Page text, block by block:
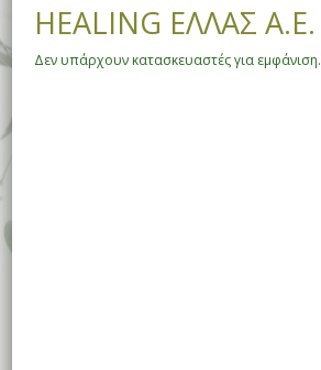
HEALING ΕΛΛΑΣ Α.Ε.
Δεν υπάρχουν κατασκευαστές για εμφάνιση.